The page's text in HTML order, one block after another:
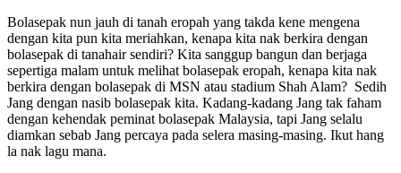
Bolasepak nun jauh di tanah eropah yang takda kene mengena
dengan kita pun kita meriahkan, kenapa kita nak berkira dengan
bolasepak di tanahair sendiri? Kita sanggup bangun dan berjaga
sepertiga malam untuk melihat bolasepak eropah, kenapa kita nak
berkira dengan bolasepak di MSN atau stadium Shah Alam? Sedih
Jang dengan nasib bolasepak kita. Kadang-kadang Jang tak faham
dengan kehendak peminat bolasepak Malaysia, tapi Jang selalu
diamkan sebab Jang percaya pada selera masing-masing. Ikut hang
la nak lagu mana.